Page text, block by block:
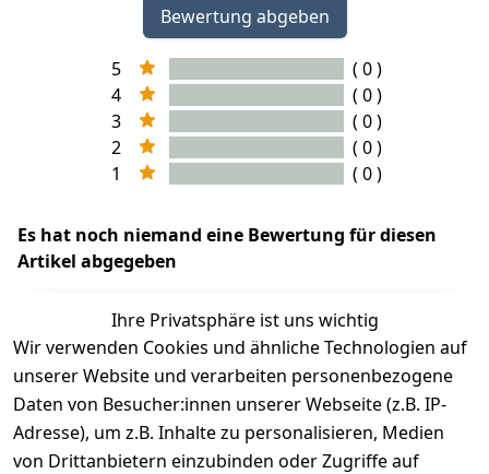
Bewertung abgeben
5
( 0 )
4
( 0 )
3
( 0 )
2
( 0 )
1
( 0 )
Es hat noch niemand eine Bewertung für diesen
Artikel abgegeben
EU-Verantwortliche Person - klicken Sie für Details
Ihre Privatsphäre ist uns wichtig
Wir verwenden Cookies und ähnliche Technologien auf
unserer Website und verarbeiten personenbezogene
Daten von Besucher:innen unserer Webseite (z.B. IP-
Adresse), um z.B. Inhalte zu personalisieren, Medien
von Drittanbietern einzubinden oder Zugriffe auf